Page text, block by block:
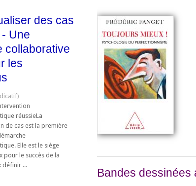
des cas
Une
collaborative
les
réussieLa
de cas est la première
Elle est le siège
pour le succès de la
définir ...
Bandes dessinées